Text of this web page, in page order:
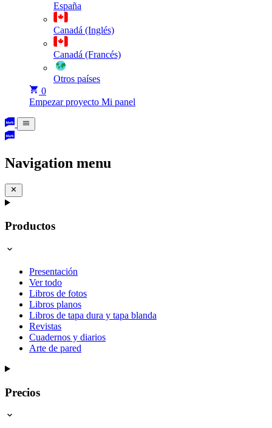
España
Canadá (Inglés)
Canadá (Francés)
Otros países
0
Empezar proyecto Mi panel
Navigation menu
Productos
Presentación
Ver todo
Libros de fotos
Libros planos
Libros de tapa dura y tapa blanda
Revistas
Cuadernos y diarios
Arte de pared
Precios